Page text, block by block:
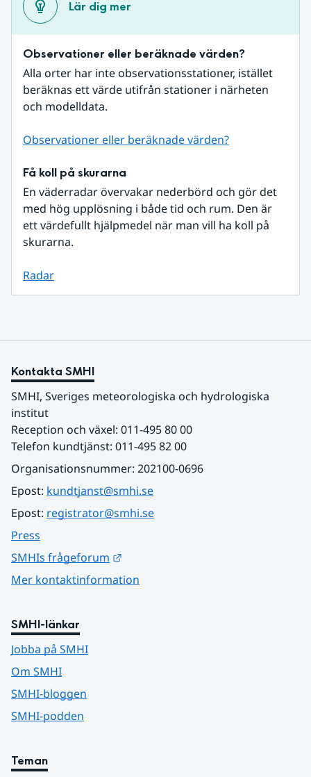
Lär dig mer
Observationer eller beräknade värden?
Alla orter har inte observationsstationer, istället
beräknas ett värde utifrån stationer i närheten
och modelldata.
Observationer eller beräknade värden?
Få koll på skurarna
En väderradar övervakar nederbörd och gör det
med hög upplösning i både tid och rum. Den är
ett värdefullt hjälpmedel när man vill ha koll på
skurarna.
Radar
Kontakta SMHI
SMHI, Sveriges meteorologiska och hydrologiska
institut
Reception och växel: 011-495 80 00
Telefon kundtjänst: 011-495 82 00
Organisationsnummer: 202100-0696
Epost: kundtjanst@smhi.se
Epost: registrator@smhi.se
Press
SMHIs frågeforum
Mer kontaktinformation
SMHI-länkar
Jobba på SMHI
Om SMHI
SMHI-bloggen
SMHI-podden
Teman